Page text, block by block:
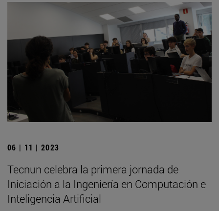
06 | 11 | 2023
Tecnun celebra la primera jornada de
Iniciación a la Ingeniería en Computación e
Inteligencia Artificial